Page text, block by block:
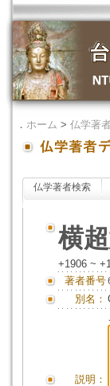
． ホーム > 仏学著
仏学著者検索
横
+1906 ~
著者番号
別名：
説明：